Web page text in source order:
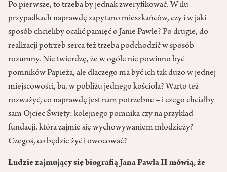
Po pierwsze, to trzeba by jednak zweryfikować. W ilu
przypadkach naprawdę zapytano mieszkańców, czy i w jaki
sposób chcieliby ocalić pamięć o Janie Pawle? Po drugie, do
realizacji potrzeb serca też trzeba podchodzić w sposób
rozumny. Nie twierdzę, że w ogóle nie powinno być
pomników Papieża, ale dlaczego ma być ich tak dużo w jednej
miejscowości, ba, w pobliżu jednego kościoła? Warto też
rozważyć, co naprawdę jest nam potrzebne – i czego chciałby
sam Ojciec Święty: kolejnego pomnika czy na przykład
fundacji, która zajmie się wychowywaniem młodzieży?
Czegoś, co będzie żyć i owocować?
Ludzie zajmujący się biografią Jana Pawła II mówią, że